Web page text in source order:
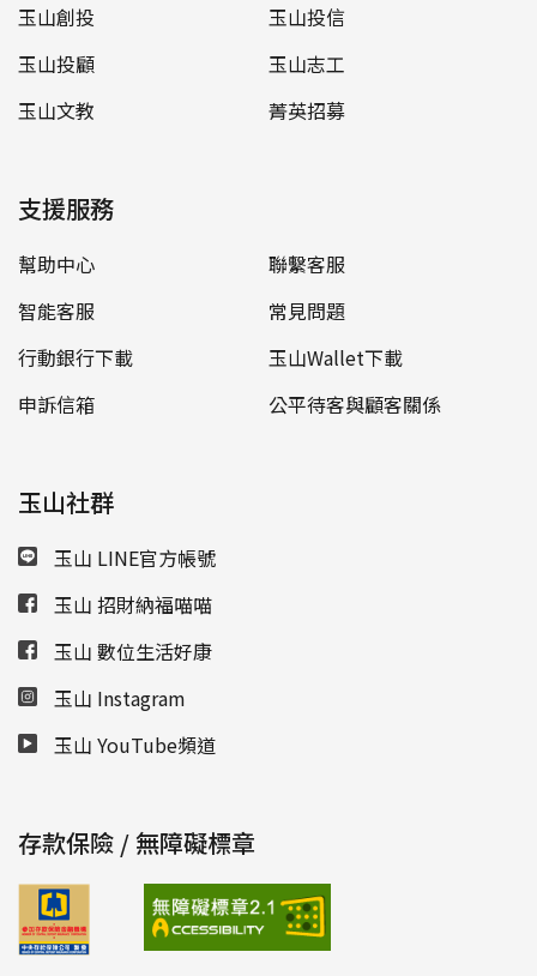
玉山創投
玉山投信
玉山投顧
玉山志工
玉山文教
菁英招募
支援服務
幫助中心
聯繫客服
智能客服
常見問題
行動銀行下載
玉山Wallet下載
申訴信箱
公平待客與顧客關係
玉山社群
玉山 LINE官方帳號
玉山 招財納福喵喵
玉山 數位生活好康
玉山 Instagram
玉山 YouTube頻道
存款保險 / 無障礙標章